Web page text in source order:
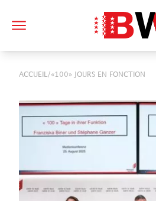
ACCUEIL /«100» JOURS EN FONCTION